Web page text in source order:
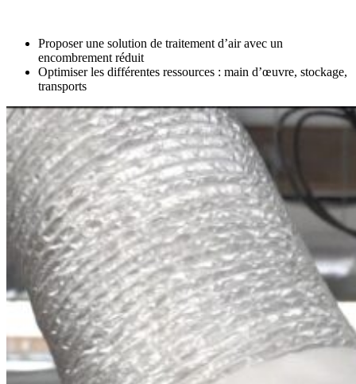
Proposer une solution de traitement d’air avec un
encombrement réduit
Optimiser les différentes ressources : main d’œuvre, stockage,
transports